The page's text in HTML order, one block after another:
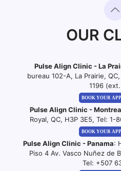
OUR
Pulse Align Clinic - La
bureau 102-A, La Prairie, QC,
1196
BOOK YOUR
Pulse Align Clinic -
Royal, QC, H3P 3E5, Tel: 1-
BOOK YOUR
Pulse Align Clinic - Panama:
Piso 4 Av. Vasco Nuñez de
Tel: +507